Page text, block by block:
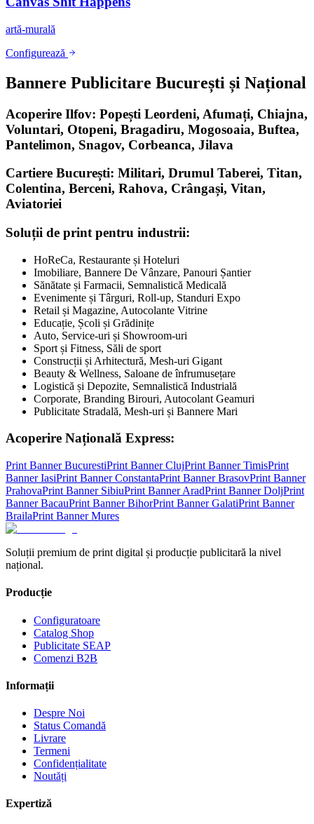
artă-murală
Configurează
Bannere Publicitare București și Național
Acoperire Ilfov: Popești Leordeni, Afumați, Chiajna,
Voluntari, Otopeni, Bragadiru, Mogosoaia, Buftea,
Pantelimon, Snagov, Corbeanca, Jilava
Cartiere București: Militari, Drumul Taberei, Titan,
Colentina, Berceni, Rahova, Crângași, Vitan,
Aviatoriei
Soluții de print pentru industrii:
HoReCa, Restaurante și Hoteluri
Imobiliare, Bannere De Vânzare, Panouri Șantier
Sănătate și Farmacii, Semnalistică Medicală
Evenimente și Târguri, Roll-up, Standuri Expo
Retail și Magazine, Autocolante Vitrine
Educație, Școli și Grădinițe
Auto, Service-uri și Showroom-uri
Sport și Fitness, Săli de sport
Construcții și Arhitectură, Mesh-uri Gigant
Beauty & Wellness, Saloane de înfrumusețare
Logistică și Depozite, Semnalistică Industrială
Corporate, Branding Birouri, Autocolant Geamuri
Publicitate Stradală, Mesh-uri și Bannere Mari
Acoperire Națională Express:
Print BannerBucurestiPrint BannerClujPrint BannerTimisPrint
BannerIasiPrint BannerConstantaPrint BannerBrasovPrint Banner
PrahovaPrint Banner SibiuPrint BannerAradPrint BannerDoljPrint
BannerBacauPrint BannerBihorPrint BannerGalatiPrint Banner
BrailaPrint BannerMures
Soluții premium de print digital și producție publicitară la nivel
național.
Producție
Configuratoare
Catalog Shop
Publicitate SEAP
Comenzi B2B
Informații
Despre Noi
Status Comandă
Livrare
Termeni
Confidențialitate
Noutăți
Expertiză